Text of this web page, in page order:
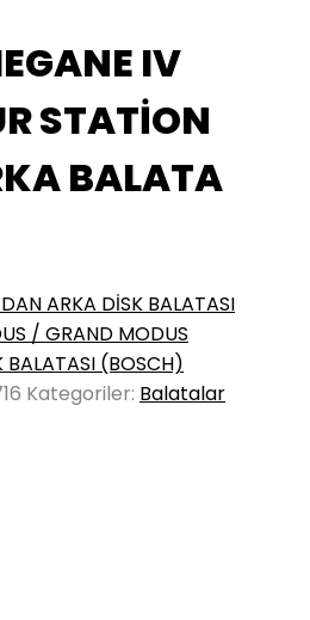
IV
STATİON
BALATA
ARKA DİSK BALATASI
/ GRAND MODUS
BALATASI (BOSCH)
Kategoriler: Balatalar